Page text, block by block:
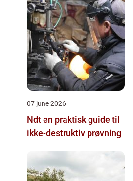
07 june 2026
Ndt en praktisk guide til
ikke-destruktiv prøvning